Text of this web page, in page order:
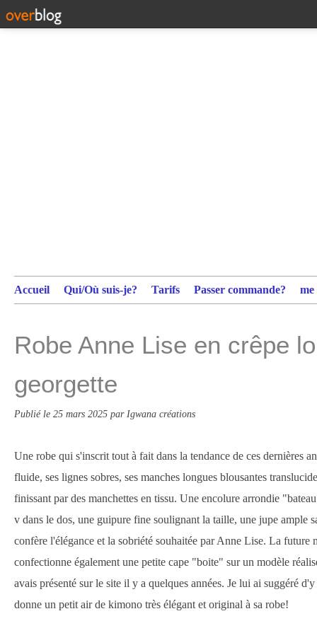
Accueil Qui/Où suis-je? Tarifs Passer commande?
Robe Anne Lise en crêpe
georgette
Publié le 25 mars 2025 par Igwana créations
Une robe qui s'inscrit tout à fait dans la tendance de ces dernières
fluide, ses lignes sobres, ses manches longues blousantes
finissant par des manchettes en tissu. Une encolure arrondie
v dans le dos, une guipure fine soulignant la taille, une jupe ample
confère l'élégance et la sobriété souhaitée par Anne Lise. La future
confectionne également une petite cape "boite" sur un modèle
avais présenté sur le site il y a quelques années. Je lui ai suggéré
donne un petit air de kimono très élégant et original à sa robe!